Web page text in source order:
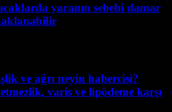
yaranın sebebi damar
ve ağrı neyin habercisi?
varis ve lipödeme karşı